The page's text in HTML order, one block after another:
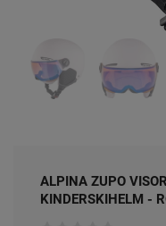
ALPINA ZUPO
KINDERSKIHELM -